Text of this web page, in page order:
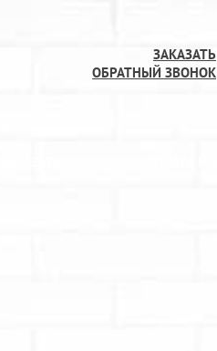
ЗАКАЗАТЬ
ОБРАТНЫЙ ЗВОНОК